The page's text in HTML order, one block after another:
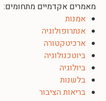
מאמרים אקדמיים מתחומים:
אמנות
אנתרופולוגיה
ארכיטקטורה
ביוטכנולוגיה
ביולוגיה
בלשנות
בריאות הציבור